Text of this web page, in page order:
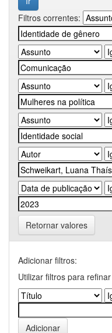
Filtros correntes:
Retornar valores
Adicionar filtros:
Utilizar filtros para